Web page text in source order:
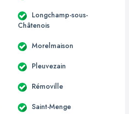
Longchamp-sous-
Châtenois
Morelmaison
Pleuvezain
Rémoville
Saint-Menge